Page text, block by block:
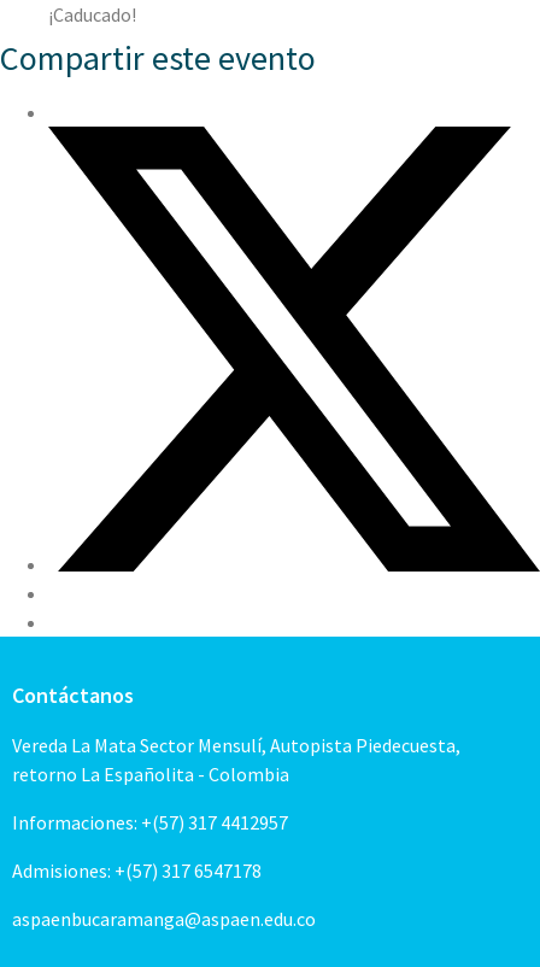
¡Caducado!
Compartir este evento
Contáctanos
Vereda La Mata Sector Mensulí, Autopista Piedecuesta,
retorno La Españolita - Colombia
Informaciones: +(57) 317 4412957
Admisiones: +(57) 317 6547178
aspaenbucaramanga@aspaen.edu.co